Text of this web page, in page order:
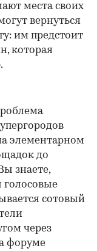
места своих
вернуться
им предстоит
которая
элементарном
до
знаете,
голосовые
сотовый
через
форуме